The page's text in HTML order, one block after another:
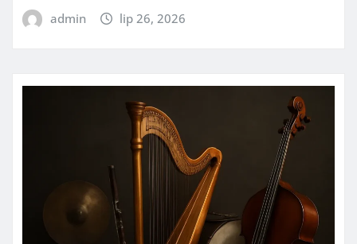
admin lip 26, 2026